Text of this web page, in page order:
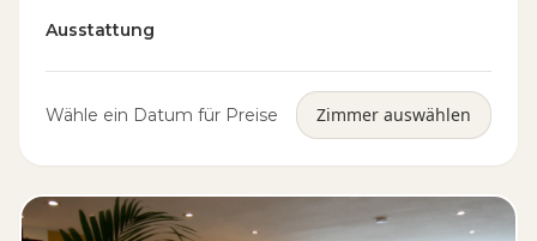
Ausstattung
Wähle ein Datum für Preise Zimmer auswählen